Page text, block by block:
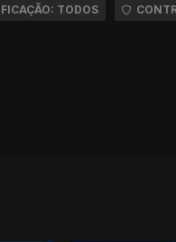
TODOS